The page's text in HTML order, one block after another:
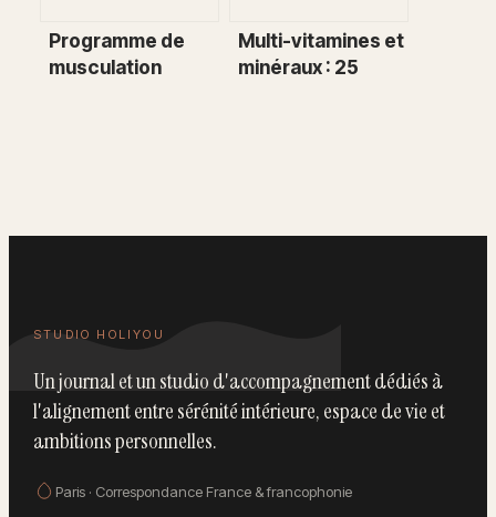
Programme de
musculation
Multi-vitamines et
minéraux : 25
STUDIO HOLIYOU
Un journal et un studio d'accompagnement dédiés à
l'alignement entre sérénité intérieure, espace de vie et
ambitions personnelles.
Paris · Correspondance France & francophonie